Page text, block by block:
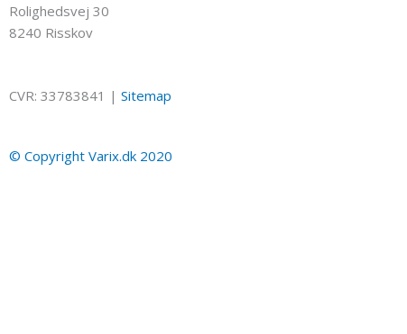
Rolighedsvej 30
8240 Risskov
CVR: 33783841 | Sitemap
© Copyright Varix.dk 2020